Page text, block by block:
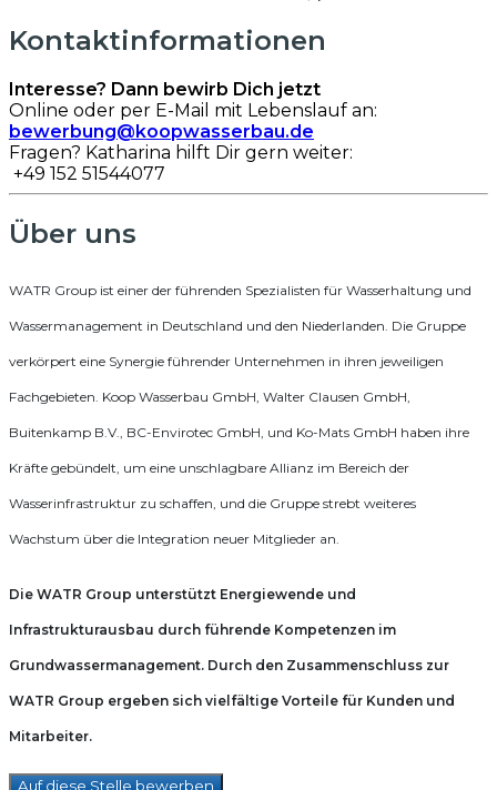
Kontaktinformationen
Interesse? Dann bewirb Dich jetzt
Online oder per E-Mail mit Lebenslauf an:
bewerbung@koopwasserbau.de
Fragen? Katharina hilft Dir gern weiter:
+49 152 51544077
Über uns
WATR Group ist einer der führenden Spezialisten für Wasserhaltung und
Wassermanagement in Deutschland und den Niederlanden. Die Gruppe
verkörpert eine Synergie führender Unternehmen in ihren jeweiligen
Fachgebieten. Koop Wasserbau GmbH, Walter Clausen GmbH,
Buitenkamp B.V., BC-Envirotec GmbH, und Ko-Mats GmbH haben ihre
Kräfte gebündelt, um eine unschlagbare Allianz im Bereich der
Wasserinfrastruktur zu schaffen, und die Gruppe strebt weiteres
Wachstum über die Integration neuer Mitglieder an.
Die WATR Group unterstützt Energiewende und
Infrastrukturausbau durch führende Kompetenzen im
Grundwassermanagement. Durch den Zusammenschluss zur
WATR Group ergeben sich vielfältige Vorteile für Kunden und
Mitarbeiter.
Auf diese Stelle bewerben